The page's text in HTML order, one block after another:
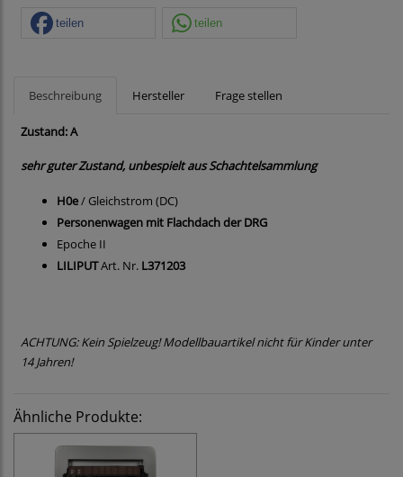
teilen teilen
Beschreibung Hersteller Frage stellen
Zustand: A
sehr guter Zustand, unbespielt aus Schachtelsammlung
H0e/ Gleichstrom (DC)
Personenwagen mit Flachdach der DRG
Epoche II
LILIPUTArt. Nr. L371203
ACHTUNG: Kein Spielzeug! Modellbauartikel nicht für Kinder unter
14 Jahren!
Ähnliche Produkte: